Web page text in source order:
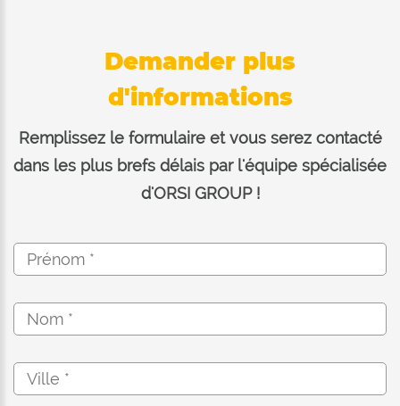
Demander plus
d'informations
Remplissez le formulaire et vous serez contacté
dans les plus brefs délais par l'équipe spécialisée
d'ORSI GROUP !